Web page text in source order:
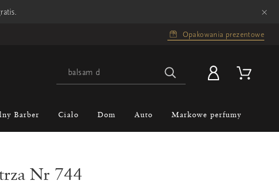
×
Opakowania prezentowe
Barber Ciało Dom Auto Markowe perfumy
Nr 744